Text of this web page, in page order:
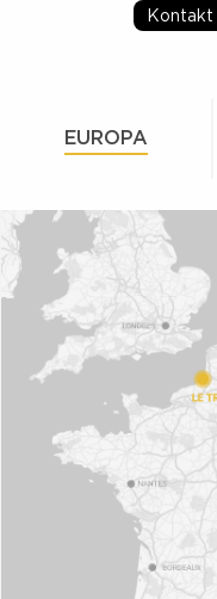
Kontakt
EUROPA